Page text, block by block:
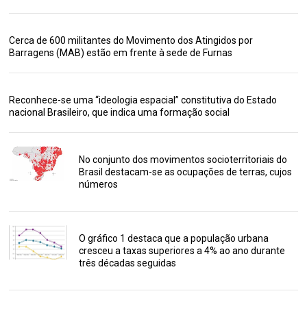
Cerca de 600 militantes do Movimento dos Atingidos por
Barragens (MAB) estão em frente à sede de Furnas
Reconhece-se uma “ideologia espacial” constitutiva do Estado
nacional Brasileiro, que indica uma formação social
No conjunto dos movimentos socioterritoriais do
Brasil destacam-se as ocupações de terras, cujos
números
O gráfico 1 destaca que a população urbana
cresceu a taxas superiores a 4% ao ano durante
três décadas seguidas